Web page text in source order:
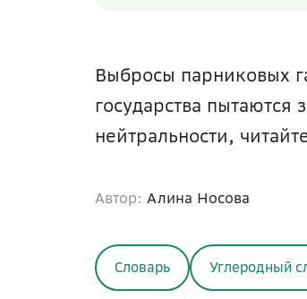
Выбросы парниковых
государства пытаются
нейтральности,
Автор: Алина Носова
Словарь Углеродный